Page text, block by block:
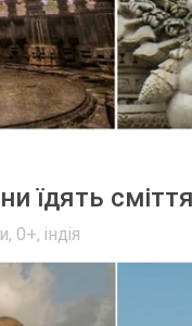
їдять
, 0+, індія